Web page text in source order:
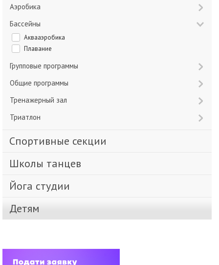
Аэробика
Бассейны
Аквааэробика
Плавание
Групповые программы
Общие программы
Тренажерный зал
Триатлон
Спортивные секции
Школы танцев
Йога студии
Детям